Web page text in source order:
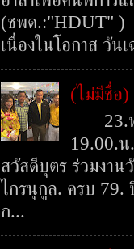
(ชพด.:"HDUT" )
เนื่องในโอกาส วัน
(ไม่มีชื่อ)
23.พ.
19.00.
สวัสดีบุตร ร่วมงา
ไกรนุกูล. ครบ
ก...